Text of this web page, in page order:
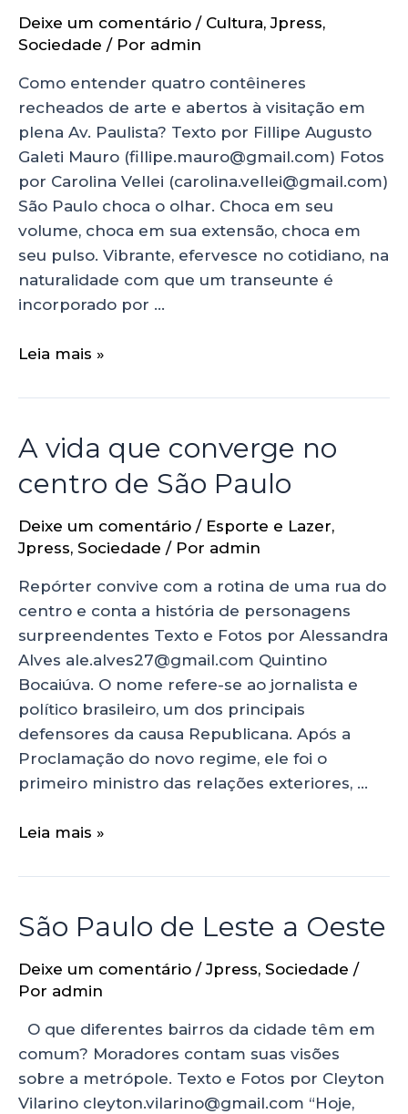
Deixe um comentário / Cultura,Jpress,
Sociedade / Por admin
Como entender quatro contêineres
recheados de arte e abertos à visitação em
plena Av. Paulista? Texto por Fillipe Augusto
Galeti Mauro (fillipe.mauro@gmail.com) Fotos
por Carolina Vellei (carolina.vellei@gmail.com)
São Paulo choca o olhar. Choca em seu
volume, choca em sua extensão, choca em
seu pulso. Vibrante, efervesce no cotidiano, na
naturalidade com que um transeunte é
incorporado por …
Leia mais »
A vida que converge no
centro de São Paulo
Deixe um comentário / Esporte e Lazer,
Jpress, Sociedade / Por admin
Repórter convive com a rotina de uma rua do
centro e conta a história de personagens
surpreendentes Texto e Fotos por Alessandra
Alves ale.alves27@gmail.com Quintino
Bocaiúva. O nome refere-se ao jornalista e
político brasileiro, um dos principais
defensores da causa Republicana. Após a
Proclamação do novo regime, ele foi o
primeiro ministro das relações exteriores, …
Leia mais »
São Paulo de Leste a Oeste
Deixe um comentário /Jpress, Sociedade /
Por admin
O que diferentes bairros da cidade têm em
comum? Moradores contam suas visões
sobre a metrópole. Texto e Fotos por Cleyton
Vilarino cleyton.vilarino@gmail.com “Hoje,